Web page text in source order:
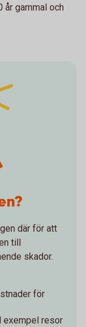
år gammal och
där för att
till
skador.
för
exempel resor